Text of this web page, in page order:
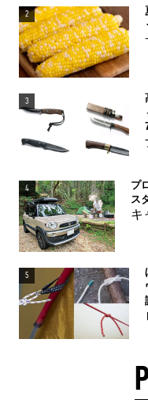
2
3
4
プ
ス
キ
5